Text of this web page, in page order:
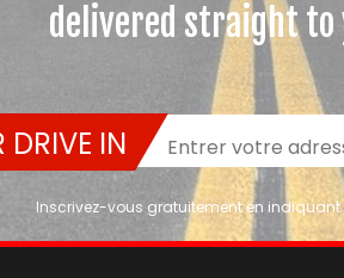
delivered straight to
DRIVE IN
Inscrivez-vous gratuitement en